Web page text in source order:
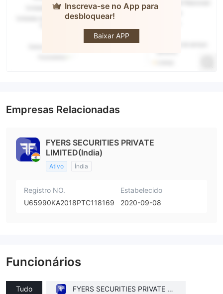
Inscreva-se no App para
desbloquear!
Baixar APP
Empresas Relacionadas
FYERS SECURITIES PRIVATE
LIMITED(India)
Ativo Índia
Registro NO.
U65990KA2018PTC118169
Estabelecido
2020-09-08
Funcionários
Tudo
FYERS SECURITIES PRIVATE LI